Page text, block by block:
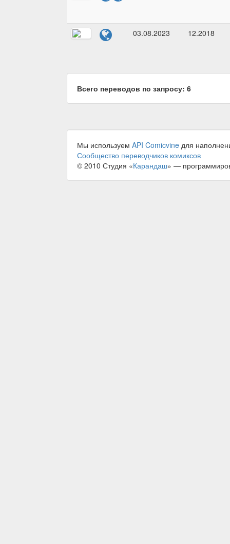
03.08.2023 12.2018
Всего переводов по запросу: 6
Мы используем API Comicvine для
Сообщество переводчиков комиксов
© 2010 Студия «Карандаш» —